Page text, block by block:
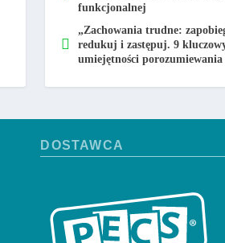
funkcjonalnej
„Zachowania trudne:
redukuj i zastępuj. 9
umiejętności porozumiewania
DOSTAWCA